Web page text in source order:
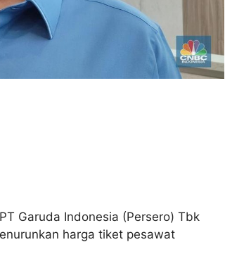
Garuda Indonesia (Persero) Tbk
harga tiket pesawat